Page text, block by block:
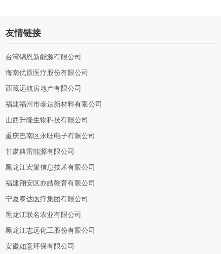
友情链接
台湾锦恩新能源有限公司
海南优质医疗股份有限公司
西藏远航房地产有限公司
福建福州市泰达新材料有限公司
山西升隆生物科技有限公司
重庆巴南区永旺电子有限公司
甘肃典雷能源有限公司
黑龙江宏景信息技术有限公司
福建翔安区亦皓教育有限公司
宁夏泰达医疗集团有限公司
黑龙江联名农业有限公司
黑龙江志远化工股份有限公司
安徽如意环保有限公司